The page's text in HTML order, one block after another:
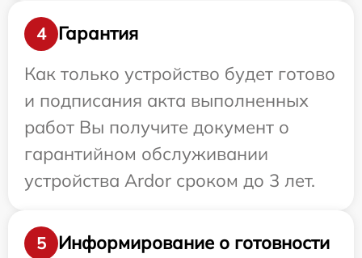
4
Гарантия
Как только устройство будет готово
и подписания акта выполненных
работ Вы получите документ о
гарантийном обслуживании
устройства Ardor сроком до 3 лет.
5
Информирование о готовности